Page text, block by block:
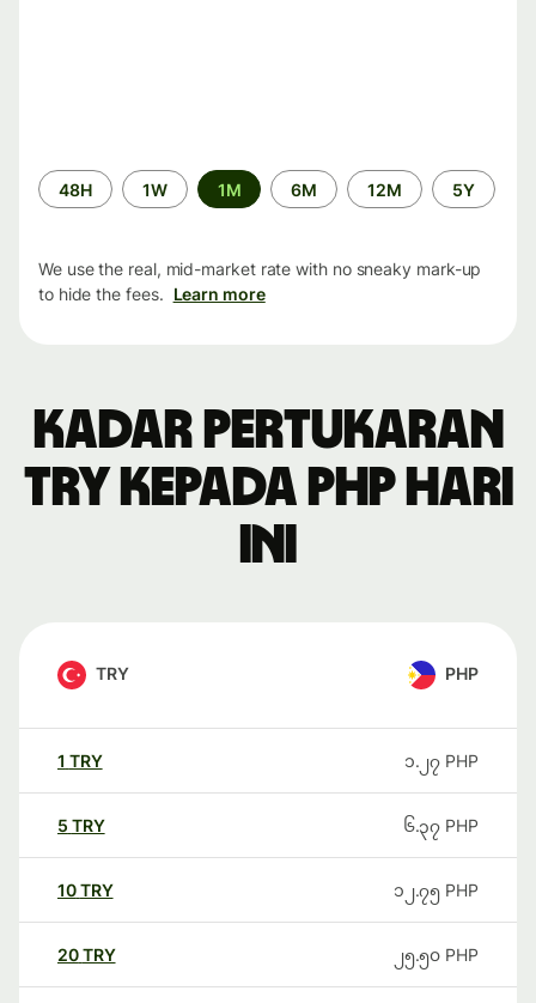
Time
period
48H 1W 1M 6M 12M 5Y
We use the real, mid-market rate with no sneaky mark-up
to hide the fees. Learn more
Kadar pertukaran
TRY kepada PHP hari
ini
TRY PHP
1 TRY ၁.၂၇ PHP
5 TRY ၆.၃၇ PHP
10TRY ၁၂.၇၅ PHP
20TRY ၂၅.၅၀ PHP